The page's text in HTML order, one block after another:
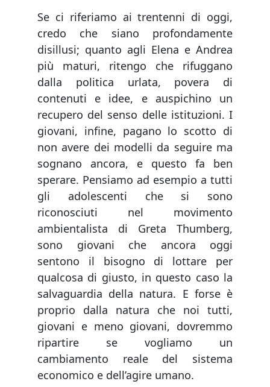
Se ci riferiamo ai trentenni di oggi,
credo che siano profondamente
disillusi; quanto agli Elena e Andrea
più maturi, ritengo che rifuggano
dalla politica urlata, povera di
contenuti e idee, e auspichino un
recupero del senso delle istituzioni. I
giovani, infine, pagano lo scotto di
non avere dei modelli da seguire ma
sognano ancora, e questo fa ben
sperare. Pensiamo ad esempio a tutti
gli adolescenti che si sono
riconosciuti nel movimento
ambientalista di Greta Thumberg,
sono giovani che ancora oggi
sentono il bisogno di lottare per
qualcosa di giusto, in questo caso la
salvaguardia della natura. E forse è
proprio dalla natura che noi tutti,
giovani e meno giovani, dovremmo
ripartire se vogliamo un
cambiamento reale del sistema
economico e dell’agire umano.